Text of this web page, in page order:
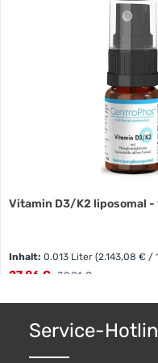
Vitamin D3/K2 liposomal -
Inhalt:0.013 Liter(2.143,08 € /
Verkaufspreis:
27,86 € Regulärer Preis:
39,81 €
Produkt Pckg.
Service-